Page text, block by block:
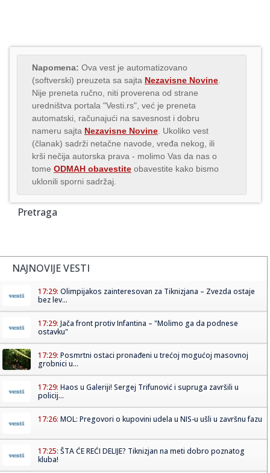
Napomena: Ova vest je automatizovano
(softverski) preuzeta sa sajta Nezavisne Novine
Nije preneta ručno, niti proverena od strane
uredništva portala "Vesti.rs", već je preneta
automatski, računajući na savesnost i dobru
nameru sajta Nezavisne Novine . Ukoliko vest
(članak) sadrži netačne navode, vređa nekog, ili
krši nečija autorska prava - molimo Vas da nas o
tome ODMAH obavestite obavestite kako bismo
uklonili sporni sadržaj.
Pretraga
NAJNOVIJE VESTI
17:29: Olimpijakos zainteresovan za Tiknizjana – Zvezda ostaje
bez lev...
17:29: Jača front protiv Infantina – "Molimo ga da podnese
ostavku"
17:29: Posmrtni ostaci pronađeni u trećoj mogućoj masovnoj
grobnici u...
17:29: Haos u Galeriji! Sergej Trifunović i supruga završili u
policij...
17:26: MOL: Pregovori o kupovini udela u NIS-u ušli u završnu fazu
17:25: ŠTA ĆE REĆI DELIJE? Tiknizjan na meti dobro poznatog
kluba!